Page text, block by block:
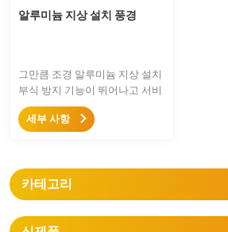
알루미늄 지상 설치 풍경
그만큼 조경 알루미늄 지상 설치
부식 방지 기능이 뛰어나고 서비
스 문제 후 문제가 적습니다. 대
부분의 부품은 빠른 설치를 위해
세부 사항
카테고리